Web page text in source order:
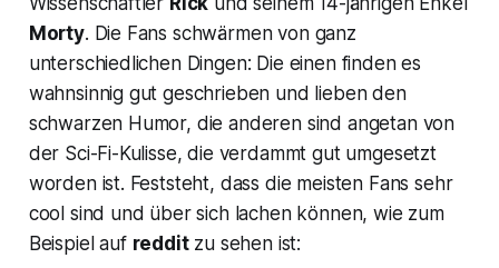
Morty. Die Fans schwärmen von ganz
unterschiedlichen Dingen: Die einen finden es
wahnsinnig gut geschrieben und lieben den
schwarzen Humor, die anderen sind angetan von
der Sci-Fi-Kulisse, die verdammt gut umgesetzt
worden ist. Feststeht, dass die meisten Fans sehr
cool sind und über sich lachen können, wie zum
Beispiel auf redditzu sehen ist: